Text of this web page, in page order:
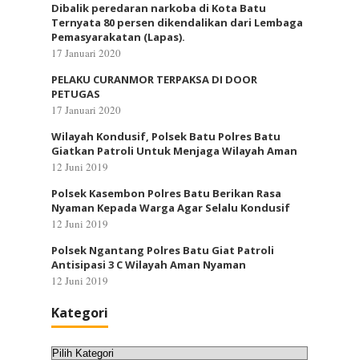
Dibalik peredaran narkoba di Kota Batu
Ternyata 80 persen dikendalikan dari Lembaga
Pemasyarakatan (Lapas).
17 Januari 2020
PELAKU CURANMOR TERPAKSA DI DOOR
PETUGAS
17 Januari 2020
Wilayah Kondusif, Polsek Batu Polres Batu
Giatkan Patroli Untuk Menjaga Wilayah Aman
12 Juni 2019
Polsek Kasembon Polres Batu Berikan Rasa
Nyaman Kepada Warga Agar Selalu Kondusif
12 Juni 2019
Polsek Ngantang Polres Batu Giat Patroli
Antisipasi 3 C Wilayah Aman Nyaman
12 Juni 2019
Kategori
Kategori